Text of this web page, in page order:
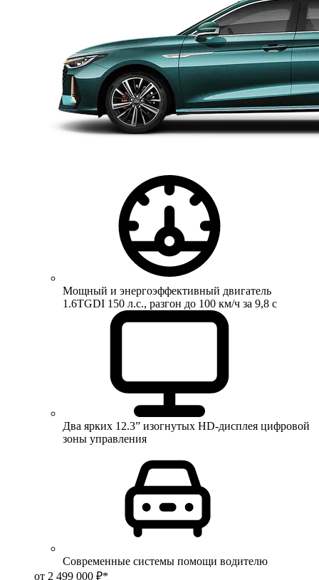
Мощный и энергоэффективный двигатель
1.6TGDI 150 л.с., разгон до 100 км/ч за 9,8 с
Два ярких 12.3” изогнутых HD-дисплея цифровой
зоны управления
Современные системы помощи водителю
от 2 499 000 ₽*